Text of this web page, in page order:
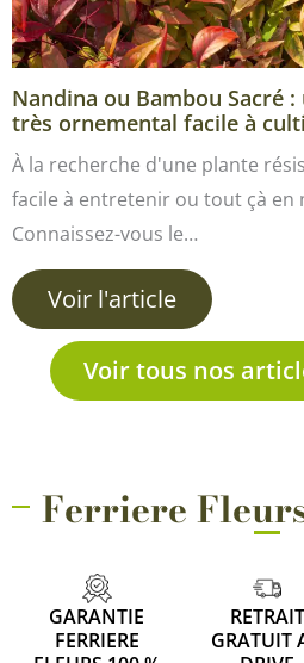
Nandina ou Bambou Sacré
très ornemental facile à
À la recherche d'une plante
facile à entretenir ou tout çà en
Connaissez-vous le…
Voir l'article
Voir tous nos
Ferriere
GARANTIE
FERRIERE
RETRAIT
GRATUIT